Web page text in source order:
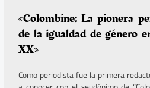
«Colombine: La pionera
de la igualdad de género
XX»
Como periodista fue la primera